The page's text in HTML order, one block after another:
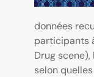
données
participants
Drug
selon